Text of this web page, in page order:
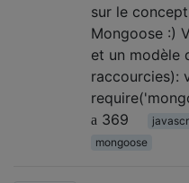
sur le
Mongoose :)
et un modèle
raccourcies):
369
mongoose